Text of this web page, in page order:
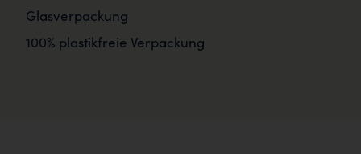
Glasverpackung
100% plastikfreie Verpackung